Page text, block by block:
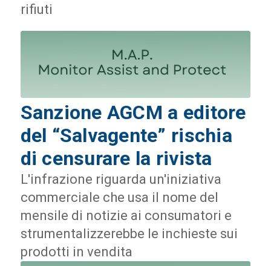
rifiuti
Sanzione AGCM a editore
del “Salvagente” rischia
di censurare la rivista
L'infrazione riguarda un'iniziativa
commerciale che usa il nome del
mensile di notizie ai consumatori e
strumentalizzerebbe le inchieste sui
prodotti in vendita